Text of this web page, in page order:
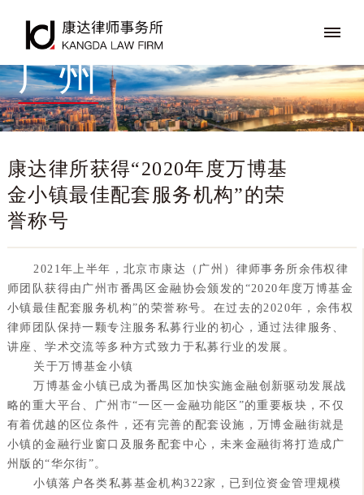
广州
康达律所获得“2020年度万博基
金小镇最佳配套服务机构”的荣
誉称号
2021年上半年，北京市康达（广州）律师事务所余伟权律
师团队获得由广州市番禺区金融协会颁发的“2020年度万博基金
小镇最佳配套服务机构”的荣誉称号。在过去的2020年，余伟权
律师团队保持一颗专注服务私募行业的初心，通过法律服务、
讲座、学术交流等多种方式致力于私募行业的发展。
关于万博基金小镇
万博基金小镇已成为番禺区加快实施金融创新驱动发展战
略的重大平台、广州市“一区一金融功能区”的重要板块，不仅
有着优越的区位条件，还有完善的配套设施，万博金融街就是
小镇的金融行业窗口及服务配套中心，未来金融街将打造成广
州版的“华尔街”。
小镇落户各类私募基金机构322家，已到位资金管理规模